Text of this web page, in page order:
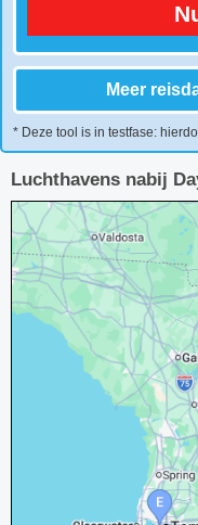
Meer
* Deze tool is in testfase:
Luchthavens nabij